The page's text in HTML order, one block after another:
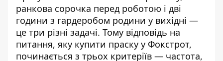
ранкова сорочка перед роботою і дві
години з гардеробом родини у вихідні —
це три різні задачі. Тому відповідь на
питання, яку купити праску у Фокстрот,
починається з трьох критеріїв — частота,